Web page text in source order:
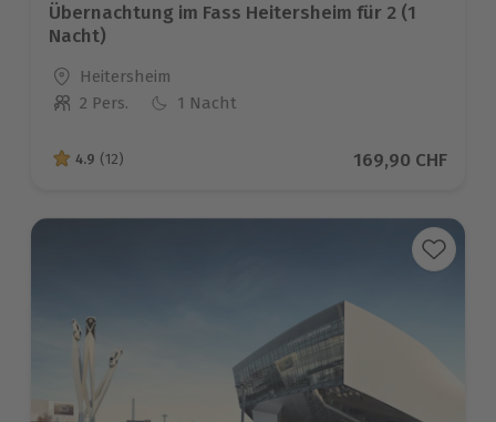
Übernachtung im Fass Heitersheim für 2 (1
Nacht)
Standort
Heitersheim
Anzahl der Teilnehmer
2 Pers. 1 Nacht
4.9 von 5 Sternen basierend auf 12 Bewertungen
4.9 (12) Aktueller Preis
169,90 CHF